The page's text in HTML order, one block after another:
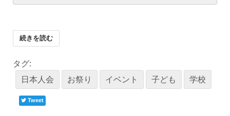
続きを読む
タグ:
日本人会
お祭り イベント 子ども 学校
Tweet